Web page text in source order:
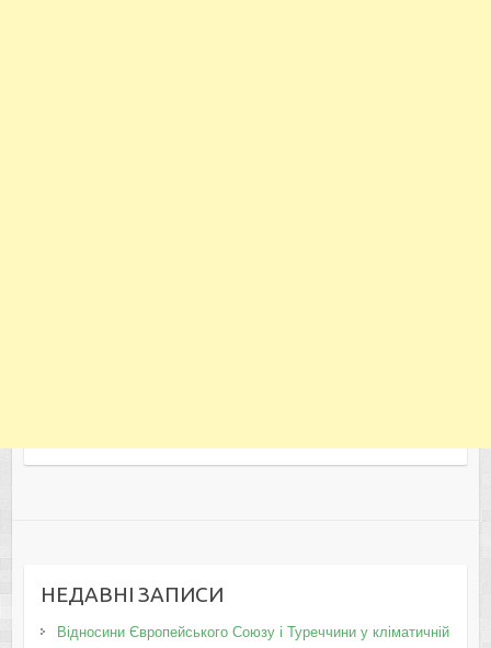
НЕДАВНІ ЗАПИСИ
Відносини Європейського Союзу і Туреччини у кліматичній